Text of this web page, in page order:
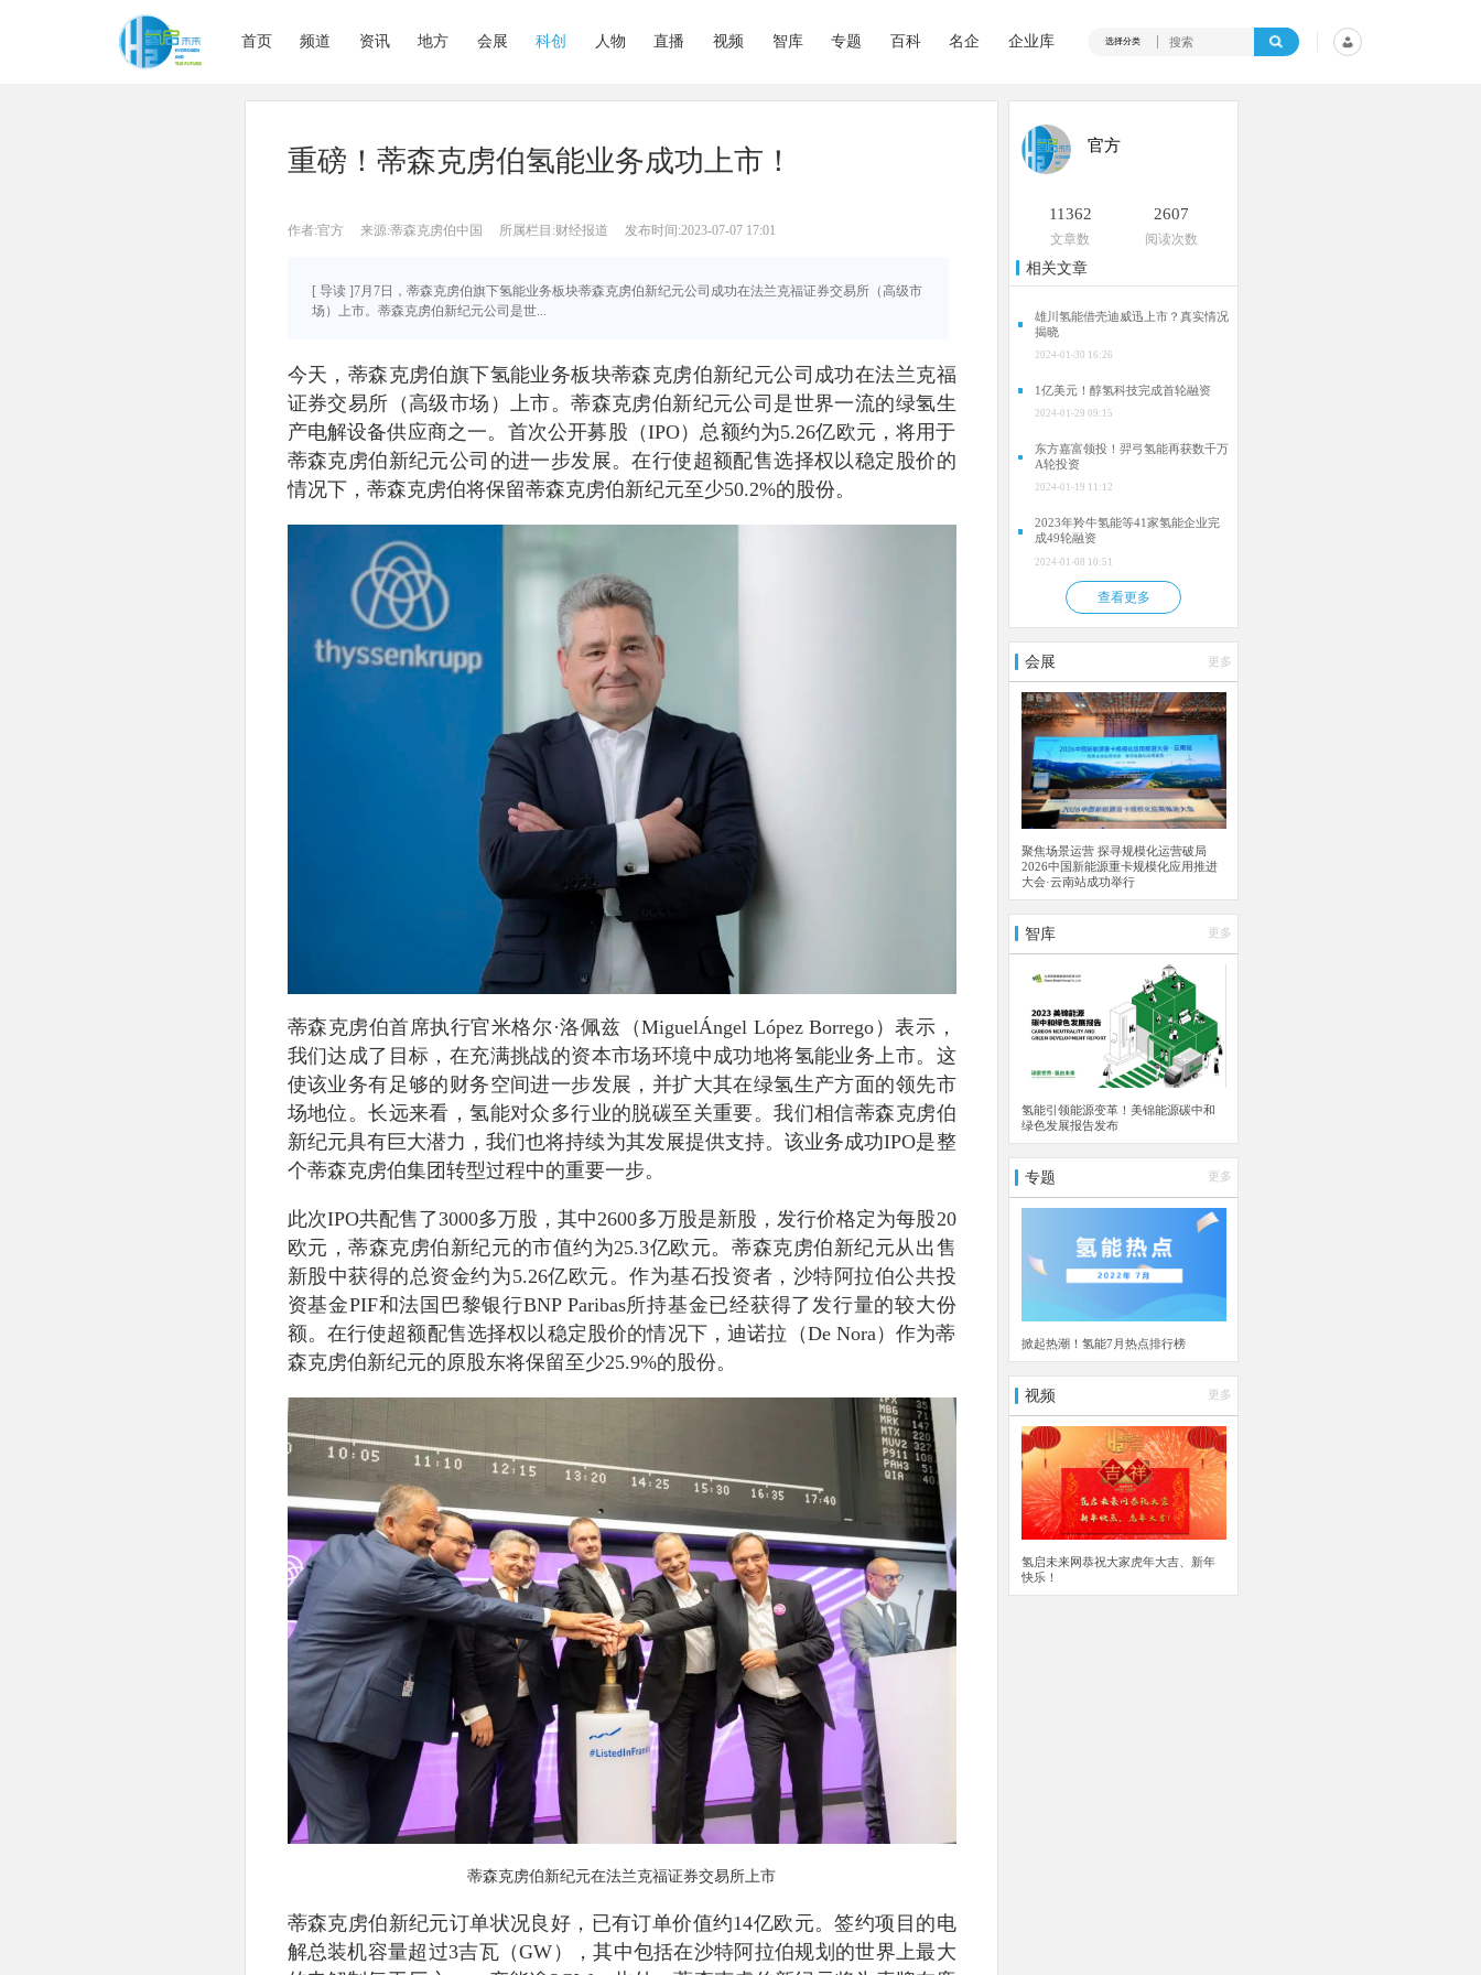
首页 频道 资讯 地方 会展 科创 人物 直播 视频 智库 专题 百科 名企 企业库 选择分类
重磅！蒂森克虏伯氢能业务成功上市！
作者:官方 来源:蒂森克虏伯中国 所属栏目:财经报道 发布时间:2023-07-07 17:01
[ 导读 ]7月7日，蒂森克虏伯旗下氢能业务板块蒂森克虏伯新纪元公司成功在法兰克福证券交易所（高级市
场）上市。蒂森克虏伯新纪元公司是世...
今天，蒂森克虏伯旗下氢能业务板块蒂森克虏伯新纪元公司成功在法兰克福
证券交易所（高级市场）上市。蒂森克虏伯新纪元公司是世界一流的绿氢生
产电解设备供应商之一。首次公开募股（IPO）总额约为5.26亿欧元，将用于
蒂森克虏伯新纪元公司的进一步发展。在行使超额配售选择权以稳定股价的
情况下，蒂森克虏伯将保留蒂森克虏伯新纪元至少50.2%的股份。
蒂森克虏伯首席执行官米格尔·洛佩兹（MiguelÁngel López Borrego ）表示，
我们达成了目标，在充满挑战的资本市场环境中成功地将氢能业务上市。这
使该业务有足够的财务空间进一步发展，并扩大其在绿氢生产方面的领先市
场地位。长远来看，氢能对众多行业的脱碳至关重要。我们相信蒂森克虏伯
新纪元具有巨大潜力，我们也将持续为其发展提供支持。该业务成功IPO是整
个蒂森克虏伯集团转型过程中的重要一步。
此次IPO共配售了3000多万股，其中2600多万股是新股，发行价格定为每股20
欧元，蒂森克虏伯新纪元的市值约为25.3亿欧元。蒂森克虏伯新纪元从出售
新股中获得的总资金约为5.26亿欧元。作为基石投资者，沙特阿拉伯公共投
资基金PIF和法国巴黎银行BNP Paribas所持基金已经获得了发行量的较大份
额。在行使超额配售选择权以稳定股价的情况下，迪诺拉（De Nora）作为蒂
森克虏伯新纪元的原股东将保留至少25.9%的股份。
蒂森克虏伯新纪元在法兰克福证券交易所上市
蒂森克虏伯新纪元订单状况良好，已有订单价值约14亿欧元。签约项目的电
解总装机容量超过3吉瓦（GW），其中包括在沙特阿拉伯规划的世界上最大
官方
11362
文章数
2607
阅读次数
相关文章
雄川氢能借壳迪威迅上市？真实情况
揭晓
2024-01-30 16:26
1亿美元！醇氢科技完成首轮融资
2024-01-29 09:15
东方嘉富领投！羿弓氢能再获数千万
A轮投资
2024-01-19 11:12
2023年羚牛氢能等41家氢能企业完
成49轮融资
2024-01-08 10:51
查看更多
会展 更多
聚焦场景运营 探寻规模化运营破局
2026中国新能源重卡规模化应用推进
大会·云南站成功举行
智库 更多
氢能引领能源变革！美锦能源碳中和
绿色发展报告发布
专题 更多
掀起热潮！氢能7月热点排行榜
视频 更多
氢启未来网恭祝大家虎年大吉、新年
快乐！